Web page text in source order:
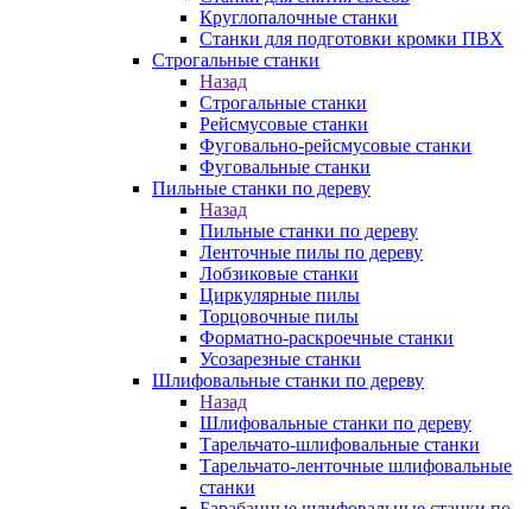
Круглопалочные станки
Станки для подготовки кромки ПВХ
Строгальные станки
Назад
Строгальные станки
Рейсмусовые станки
Фуговально-рейсмусовые станки
Фуговальные станки
Пильные станки по дереву
Назад
Пильные станки по дереву
Ленточные пилы по дереву
Лобзиковые станки
Циркулярные пилы
Торцовочные пилы
Форматно-раскроечные станки
Усозарезные станки
Шлифовальные станки по дереву
Назад
Шлифовальные станки по дереву
Тарельчато-шлифовальные станки
Тарельчато-ленточные шлифовальные
станки